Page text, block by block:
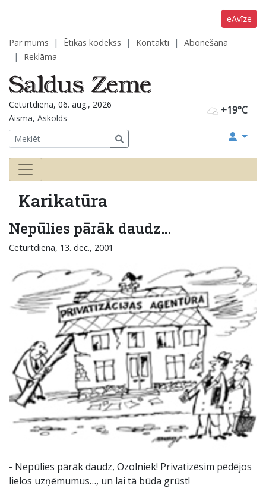
eAvīze
Par mums Ētikas kodekss Kontakti
Abonēšana
Reklāma
+19°C
Ceturtdiena, 06. aug., 2026
Aisma, Askolds
Karikatūra
Nepūlies pārāk daudz…
Ceturtdiena, 13. dec., 2001
- Nepūlies pārāk daudz, Ozolniek! Privatizēsim pēdējos
lielos uzņēmumus…, un lai tā būda grūst!